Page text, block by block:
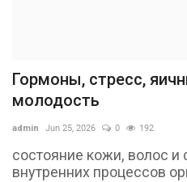
Гормоны, стресс,
молодость
admin Jun 25, 2026 0 192
состояние кожи, волос и
внутренних процессов